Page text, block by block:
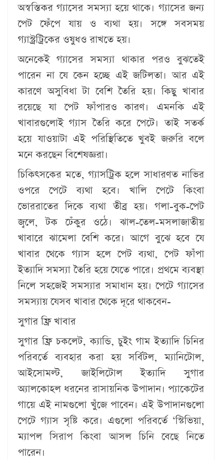
অস্বস্তিকর গ্যাসের সমস্যা হয়ে থাকে। গ্যাসের জন্য
পেট ফেঁপে যায় ও ব্যথা হয়। সঙ্গে সবসময়
গ্যাস্ট্রট্রিকের ওষুধও রাখতে হয়।
অনেকেই গ্যাসের সমস্যা থাকার পরও বুঝতেই
পারেন না যে কেন হচ্ছে এই জটিলতা। আর এই
কারণে অসুবিধা টা বেশি তৈরি হয়। কিছু খাবার
রয়েছে যা পেট ফাঁপারও কারণ। এমনকি এই
খাবারগুলোই গ্যাস তৈরি করে পেটে। তাই সতর্ক
হয়ে যাওয়াটা এই পরিস্থিতিতে খুবই জরুরি বলে
মনে করছেন বিশেষজ্ঞরা।
চিকিৎসকের মতে, গ্যাসট্রিক হলে সাধারণত নাভির
ওপরে পেটে ব্যথা হবে। খালি পেটে কিংবা
ভোররাতের দিকে ব্যথা তীব্র হয়। গলা-বুক-পেট
জ্বলে, টক ঢেঁকুর ওঠে। ঝাল-তেল-মসলাজাতীয়
খাবারে ঝামেলা বেশি করে। আগে বুঝে হবে যে
খাবার থেকে গ্যাস হলে পেট ব্যথা, পেট ফাঁপা
ইত্যাদি সমস্যা তৈরি হয়ে যেতে পারে। প্রথমে ব্যবস্থা
নিলে সহজেই সমস্যার সমাধান হয়। পেটে গ্যাসের
সমস্যায় যেসব খাবার থেকে দূরে থাকবেন-
সুগার ফ্রি খাবার
সুগার ফ্রি চকলেট, ক্যান্ডি, চুইং গাম ইত্যাদি চিনির
পরিবর্তে ব্যবহার করা হয় সর্বিটল, ম্যানিটোল,
আইসোমল্ট, জাইলিটোল ইত্যাদি সুগার
অ্যালকোহল ধরনের রাসায়নিক উপাদান। প্যাকেটের
গায়ে এই নামগুলো খুঁজে পাবেন। এই উপাদানগুলো
পেটে গ্যাস সৃষ্টি করে। এগুলো পরিবর্তে ‘স্টিভিয়া,
ম্যাপল সিরাপ কিংবা আসল চিনি বেছে নিতে
পারেন।